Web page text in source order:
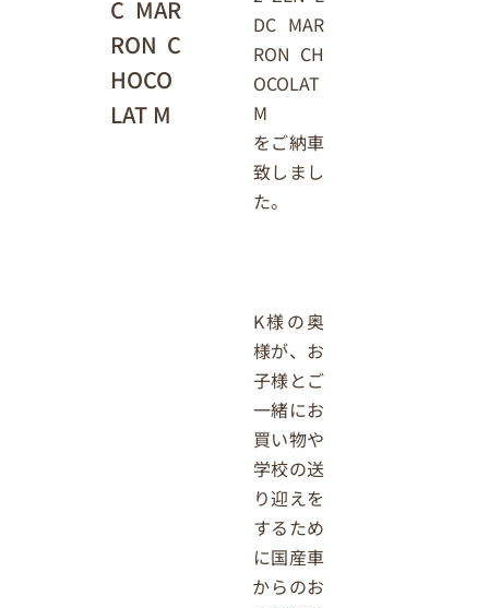
C MAR
RON C
HOCO
LAT M
DC MAR
RON CH
OCOLAT
M
をご納車
致しまし
た。
K様の奥
様が、お
子様とご
一緒にお
買い物や
学校の送
り迎えを
するため
に国産車
からのお